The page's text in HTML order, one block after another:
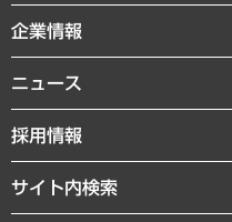
共生・ダイバーシティ
GRC（ガバナンス・リスク・コン
経済・産業・雇用・労働
コラム
経営用語集
受託・受注実績（官公庁関連）
メディア掲載・出演
セミナー・イベント情報
MUFGビジネスセミナー
受託案件情報
企業情報
私たちの想い
社長メッセージ
会社概要
ニュース
ニュースリリース
お知らせ
採用情報
サイト内検索